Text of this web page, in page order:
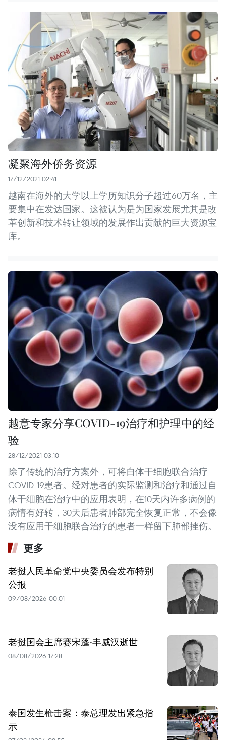
凝聚海外侨务资源
17/12/2021 02:41
越南在海外的大学以上学历知识分子超过60万名，主
要集中在发达国家。这被认为是为国家发展尤其是改
革创新和技术转让领域的发展作出贡献的巨大资源宝
库。
越意专家分享COVID-19治疗和护理中的经
验
28/12/2021 03:10
除了传统的治疗方案外，可将自体干细胞联合治疗
COVID-19患者。经对患者的实际监测和治疗和通过自
体干细胞在治疗中的应用表明，在10天内许多病例的
病情有好转，30天后患者肺部完全恢复正常，不会像
没有应用干细胞联合治疗的患者一样留下肺部挫伤。
更多
老挝人民革命党中央委员会发布特别
公报
09/08/2026 00:01
老挝国会主席赛宋蓬·丰威汉逝世
08/08/2026 17:28
泰国发生枪击案：泰总理发出紧急指
示